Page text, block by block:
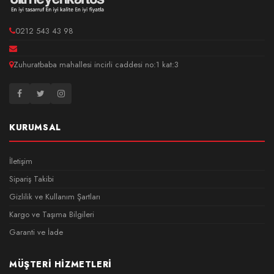
0212 543 43 98
Zuhuratbaba mahallesi incirli caddesi no:1 kat:3
KURUMSAL
İletişim
Sipariş Takibi
Gizlilik ve Kullanım Şartları
Kargo ve Taşıma Bilgileri
Garanti ve İade
MÜŞTERI HIZMETLERI